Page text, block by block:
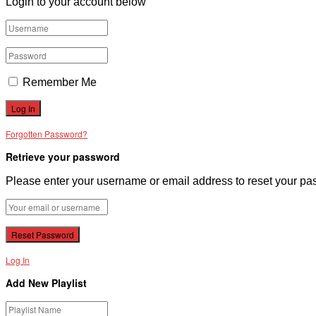
Remember Me
Forgotten Password?
Retrieve your password
Please enter your username or email address to reset your
Log In
Add New Playlist